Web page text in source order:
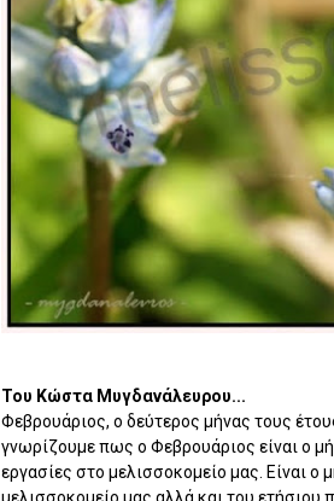
Του Κώστα Μυγδανάλευρου...
Φεβρουάριος, ο δεύτερος μήνας τους
γνωρίζουμε πως ο Φεβρουάριος είναι ο
εργασίες στο μελισσοκομείο μας. Είναι